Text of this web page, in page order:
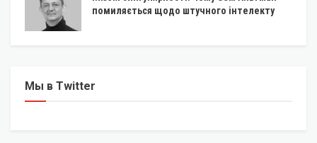
помиляється щодо штучного інтелекту
Мы в Twitter